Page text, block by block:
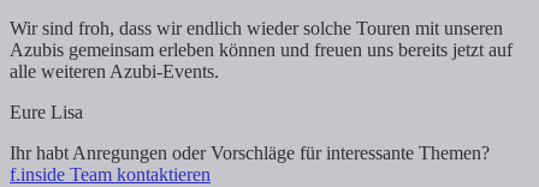
Wir sind froh, dass wir endlich wieder solche Touren mit unseren
Azubis gemeinsam erleben können und freuen uns bereits jetzt auf
alle weiteren Azubi-Events.
Eure Lisa
Ihr habt Anregungen oder Vorschläge für interessante Themen?
f.inside Team kontaktieren